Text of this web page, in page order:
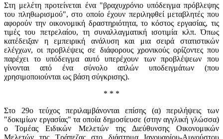
Στη μελέτη προτείνεται ένα "βραχυχρόνιο υπόδειγμα πρόβλεψης
του πληθωρισμού", στο οποίο έχουν περιληφθεί μεταβλητές που
αφορούν την οικονομική δραστηριότητα, το κόστος εργασίας, τις
τιμές του πετρελαίου, τη συναλλαγματική ισοτιμία κλπ. Όπως
κατέδειξαν η εμπειρική ανάλυση και μια σειρά στατιστικών
ελέγχων, οι προβλέψεις σε διάφορους χρονικούς ορίζοντες που
παρέχει το υπόδειγμα αυτό υπερέχουν των προβλέψεων που
γίνονται από ένα σύνολο απλών υποδειγμάτων (που
χρησιμοποιούνται ως βάση σύγκρισης).
* * *
Στο 29ο τεύχος περιλαμβάνονται επίσης (α) περιλήψεις των
"δοκιμίων εργασίας" τα οποία δημοσίευσε (στην αγγλική γλώσσα)
ο Τομέας Ειδικών Μελετών της Διεύθυνσης Οικονομικών
Μελετών της Τράπεζας στο διάστημα Ιανουαρίου-Αυγούστου